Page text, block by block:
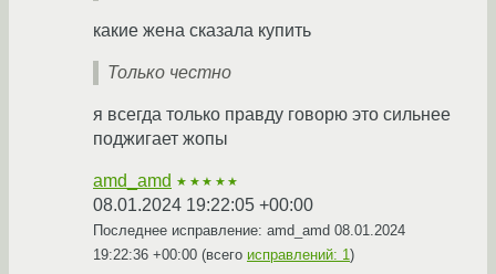
какие жена сказала купить
Только честно
я всегда только правду говорю это сильнее
поджигает жопы
amd_amd ★★★★★
08.01.2024 19:22:05 +00:00
Последнее исправление: amd_amd 08.01.2024
19:22:36 +00:00 (всего исправлений: 1)